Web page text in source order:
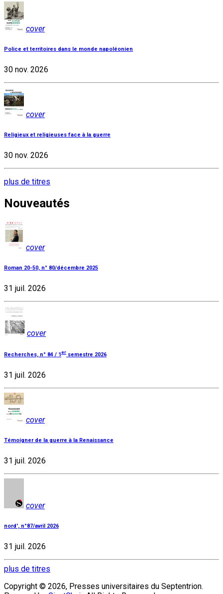
cover
Police et territoires dans le monde napoléonien
30 nov. 2026
cover
Religieux et religieuses face à la guerre
30 nov. 2026
plus de titres
Nouveautés
cover
Roman 20-50, n° 80/décembre 2025
31 juil. 2026
cover
Recherches, n° 84 / 1 er semestre 2026
31 juil. 2026
cover
Témoigner de la guerre à la Renaissance
31 juil. 2026
cover
nord', n°87/avril 2026
31 juil. 2026
plus de titres
Copyright © 2026, Presses universitaires du Septentrion.